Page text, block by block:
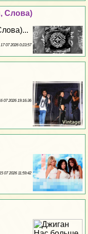
Слова)
17 07 2026 0:23:57
07 2026 19:16:36
07 2026 11:59:42